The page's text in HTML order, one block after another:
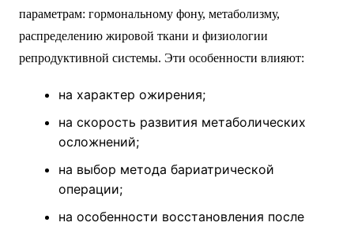
параметрам: гормональному фону, метаболизму,
распределению жировой ткани и физиологии
репродуктивной системы. Эти особенности влияют:
на характер ожирения;
на скорость развития метаболических
осложнений;
на выбор метода бариатрической
операции;
на особенности восстановления после